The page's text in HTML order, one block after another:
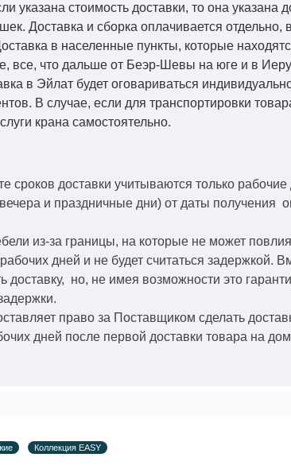
указана стоимость доставки, то она указана
Доставка и сборка оплачивается отдельно,
в населенные пункты, которые
все, что дальше от Беэр-Шевы на юге и в
в Эйлат будет оговариваться
В случае, если для транспортировки
крана самостоятельно.
сроков доставки учитываются только рабочие
и праздничные дни) от даты получения
из-за границы, на которые не может
дней и не будет считаться задержкой.
доставку, но, не имея возможности это
право за Поставщиком сделать
дней после первой доставки товара на дом
Коллекция EASY